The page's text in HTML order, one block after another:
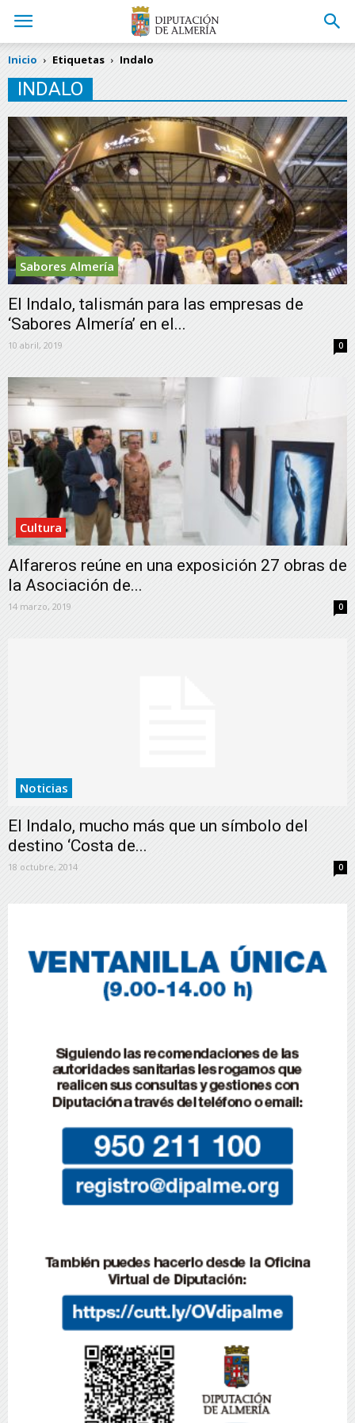
Inicio Etiquetas Indalo
INDALO
Sabores Almería
El Indalo, talismán para las empresas de
‘Sabores Almería’ en el...
10 abril, 2019 0
Cultura
Alfareros reúne en una exposición 27 obras de
la Asociación de...
14 marzo, 2019 0
Noticias
El Indalo, mucho más que un símbolo del
destino ‘Costa de...
18 octubre, 2014 0